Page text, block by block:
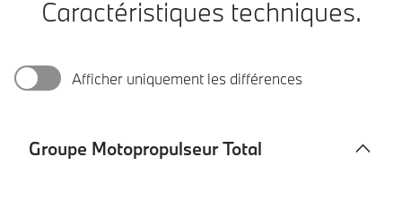
Caractéristiques techniques.
Afficher uniquement les différences
Groupe Motopropulseur Total